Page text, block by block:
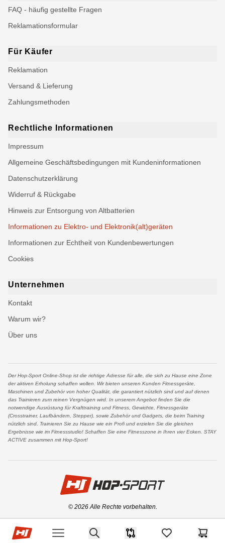
Hop-sport.at
Open menu
Search
Produkt-Vergleichsliste
items in favorites,
FAQ - häufig gestellte Fragen
Reklamationsformular
Für Käufer
Reklamation
Versand & Lieferung
Zahlungsmethoden
Rechtliche Informationen
Impressum
Allgemeine Geschäftsbedingungen mit Kundeninformationen
Datenschutzerklärung
Widerruf & Rückgabe
Hinweis zur Entsorgung von Altbatterien
Informationen zu Elektro- und Elektronik(alt)geräten
Informationen zur Echtheit von Kundenbewertungen
Cookies
Unternehmen
Kontakt
Warum wir?
Über uns
Der Hop-Sport Online-Shop ist die richtige Adresse für alle, die sich zu Hause eine Zone
der aktiven Erholung schaffen wollen. Wir bieten unseren Kunden Fitnessgeräte,
Maschinen und Zubehör von hoher Qualität, die garantiert nützlich sind und auf denen
das Trainieren zum reinen Vergnügen wird. In unserem Angebot finden Sie die
notwendige Ausrüstung für Krafttraining und Fitness, Gewichte, Fitnessgeräte
(Crosstrainer, Laufbändern, Stepper), sowie Zubehör und Gadgets, die beim Training
nützlich sind. Trainieren Sie zu Hause wie ein Profi und erzielen Sie die gleichen
Ergebnisse wie im Fitnessstudio! Schaffen Sie eine Fitnesszone in Ihren vier Ecken. STAY
ACTIVE zusammen mit Hop-Sport!
logo
© 2026 Alle Rechte vorbehalten.